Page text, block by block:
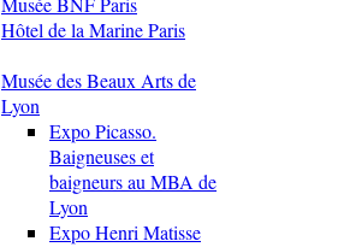
Hôtel de la Marine Paris
Musée des Beaux Arts de
Lyon
Expo Picasso.
Baigneuses et
baigneurs au MBA de
Lyon
Expo Henri Matisse